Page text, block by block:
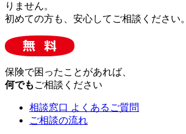
りません。
初めての方も、安心してご相談ください。
保険で困ったことがあれば、
何でも ご相談ください
相談窓口 よくあるご質問
ご相談の流れ